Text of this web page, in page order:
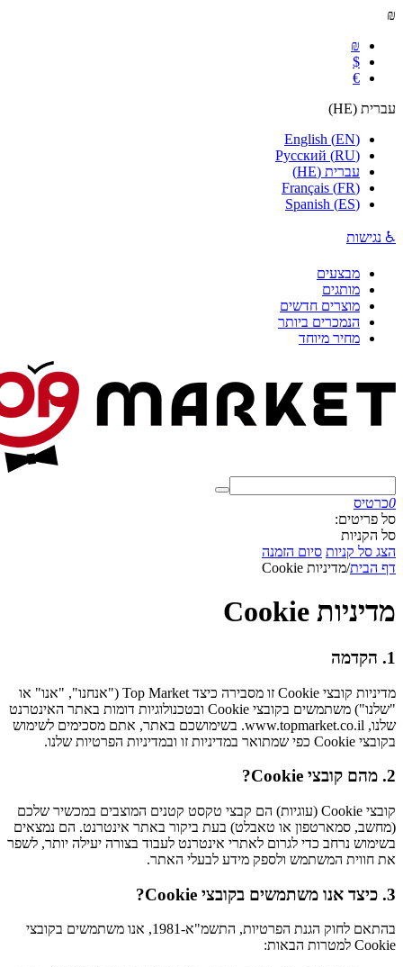
₪
₪
$
€
עברית (
HE
)
English (EN)
Русский (RU)
עברית (
HE
)
Français (FR)
Spanish (ES)
♿ נגישות
מבצעים
מותגים
מוצרים חדשים
הנמכרים ביותר
מחיר מיוחד
0כרטיס
סל פריטים:
סל הקניות
הצג סל קניות סיום הזמנה
דף הבית/מדיניות Cookie
מדיניות Cookie
1. הקדמה
מדיניות קובצי Cookie זו מסבירה כיצד Top Market ("אנחנו", "אנו" או
"שלנו") משתמשים בקובצי Cookie ובטכנולוגיות דומות באתר האינטרנט
שלנו, www.topmarket.co.il. בשימושכם באתר, אתם מסכימים לשימוש
בקובצי Cookie כפי שמתואר במדיניות זו ובמדיניות הפרטיות שלנו.
2. מהם קובצי Cookie?
קובצי Cookie (עוגיות) הם קבצי טקסט קטנים המוצבים במכשיר שלכם
(מחשב, סמארטפון או טאבלט) בעת ביקור באתר אינטרנט. הם נמצאים
בשימוש נרחב כדי לגרום לאתרי אינטרנט לעבוד בצורה יעילה יותר, לשפר
את חווית המשתמש ולספק מידע לבעלי האתר.
3. כיצד אנו משתמשים בקובצי Cookie?
בהתאם לחוק הגנת הפרטיות, התשמ"א-1981, אנו משתמשים בקובצי
Cookie למטרות הבאות: